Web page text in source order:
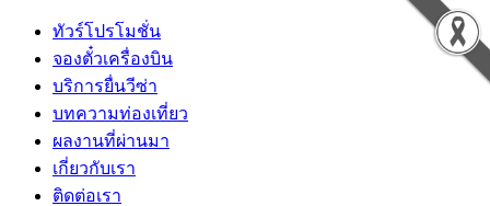
ทัวร์โปรโมชั่น
จองตั๋วเครื่องบิน
บริการยื่นวีซ่า
บทความท่องเที่ยว
ผลงานที่ผ่านมา
เกี่ยวกับเรา
ติดต่อเรา